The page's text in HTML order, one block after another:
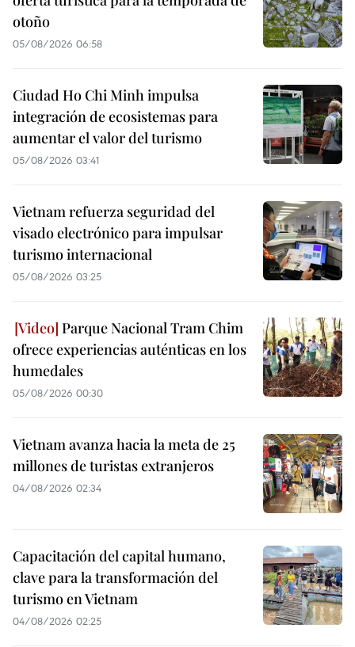
otoño
05/08/2026 06:58
Ciudad Ho Chi Minh impulsa
integración de ecosistemas para
aumentar el valor del turismo
05/08/2026 03:41
Vietnam refuerza seguridad del
visado electrónico para impulsar
turismo internacional
05/08/2026 03:25
Parque Nacional Tram Chim
ofrece experiencias auténticas en los
humedales
05/08/2026 00:30
Vietnam avanza hacia la meta de 25
millones de turistas extranjeros
04/08/2026 02:34
Capacitación del capital humano,
clave para la transformación del
turismo en Vietnam
04/08/2026 02:25